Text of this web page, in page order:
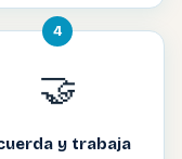
4
🤝
y trabaja